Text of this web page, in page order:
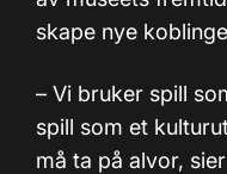
skape nye
– Vi bruker spill
spill som et
må ta på alvor,